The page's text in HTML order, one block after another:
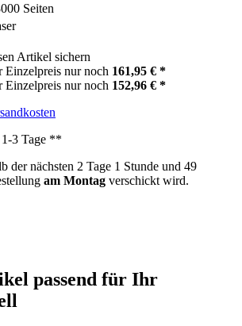
Seiten
Artikel sichern
Einzelpreis nur noch 161,95 € *
Einzelpreis nur noch 152,96 € *
3 Tage **
der nächsten 2 Tage 1 Stunde und 49
am Montag verschickt wird.
passend für Ihr